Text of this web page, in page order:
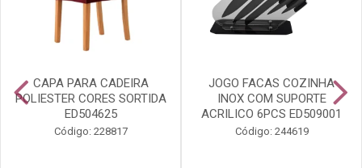
CAPA PARA CADEIRA
POLIESTER CORES SORTIDA
ED504625
Código: 228817
JOGO FACAS COZINHA
INOX COM SUPORTE
ACRILICO 6PCS ED509001
Código: 244619